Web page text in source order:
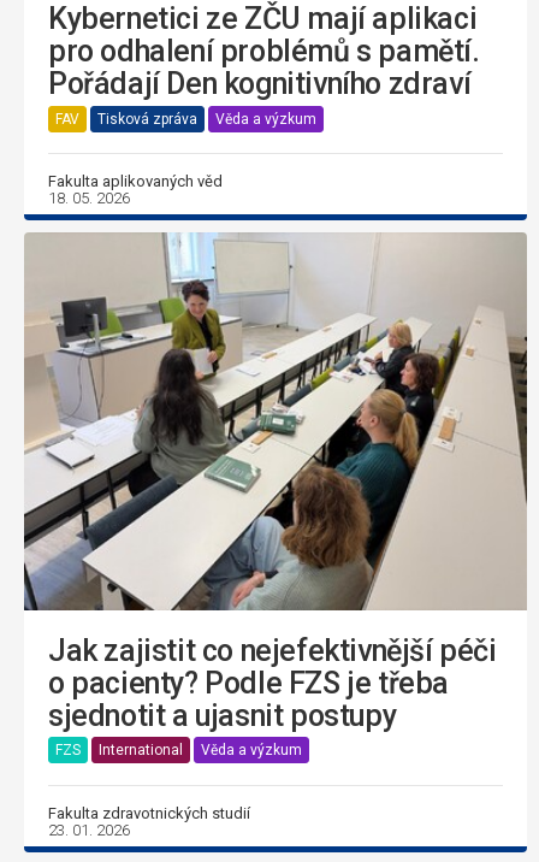
Kybernetici ze ZČU mají aplikaci
pro odhalení problémů s pamětí.
Pořádají Den kognitivního zdraví
FAV Tisková zpráva Věda a výzkum
Fakulta aplikovaných věd
18. 05. 2026
Jak zajistit co nejefektivnější péči
o pacienty? Podle FZS je třeba
sjednotit a ujasnit postupy
FZS International Věda a výzkum
Fakulta zdravotnických studií
23. 01. 2026